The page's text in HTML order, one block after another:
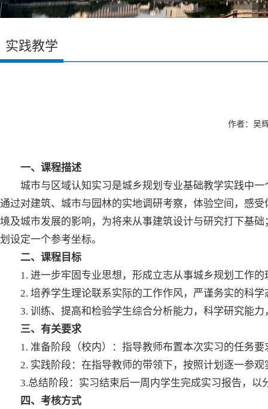
实践教学
作者：吴
一、课程描述
城市与区域认知实习是城乡规划专业基础教学实践中
通过对建筑、城市与园林的实地调研考察，体验空间，感
境及城市发展的影响，为将来从事建筑设计与研究打下基
划设定一个参考坐标。
二、课程目标
1. 进一步牢固专业思想，形成立志从事城乡规划工作
2. 培养学生理论联系实际的工作作风，严谨务实的科
3. 训练、提高和检验学生综合分析能力，科学研究能
三、有关要求
1. 准备阶段（校内）：指导教师布置本次实习的任务
2. 实践阶段：在指导教师的带领下，按照计划逐一参
3.总结阶段：实习结束后一周内学生完成实习报告，
四、考核方式